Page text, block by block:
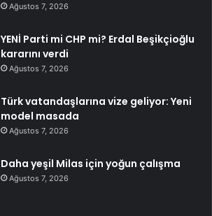
Ağustos 7, 2026
YENİ Parti mi CHP mi? Erdal Beşikçioğlu
kararını verdi
Ağustos 7, 2026
Türk vatandaşlarına vize geliyor: Yeni
model masada
Ağustos 7, 2026
Daha yeşil Milas için yoğun çalışma
Ağustos 7, 2026